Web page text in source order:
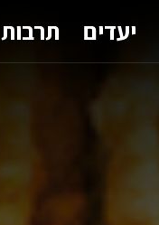
יעדים תרבות